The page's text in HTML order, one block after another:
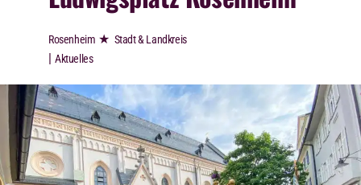
Rosenheim ★ Stadt & Landkreis
| Aktuelles